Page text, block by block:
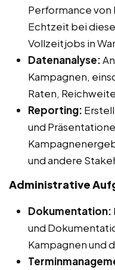
Performance
Echtzeit bei
Vollzeitjobs in
Datenanalyse:
Kampagnen,
Raten,
Reporting:
und
und andere
Administrative
Dokumentation:
und
Kampagnen und